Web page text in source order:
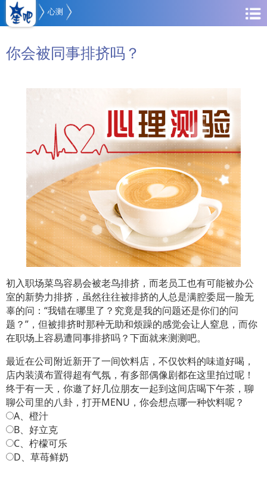
心测
你会被同事排挤吗？
初入职场菜鸟容易会被老鸟排挤，而老员工也有可能被办公
室的新势力排挤，虽然往往被排挤的人总是满腔委屈一脸无
辜的问：“我错在哪里了？究竟是我的问题还是你们的问
题？”，但被排挤时那种无助和烦躁的感觉会让人窒息，而你
在职场上容易遭同事排挤吗？下面就来测测吧。
最近在公司附近新开了一间饮料店，不仅饮料的味道好喝，
店内装潢布置得超有气氛，有多部偶像剧都在这里拍过呢！
终于有一天，你邀了好几位朋友一起到这间店喝下午茶，聊
聊公司里的八卦，打开MENU，你会想点哪一种饮料呢？
A、橙汁
B、好立克
C、柠檬可乐
D、草苺鲜奶